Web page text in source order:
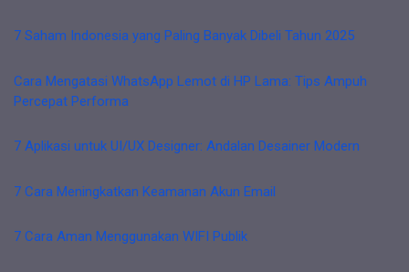
7 Saham Indonesia yang Paling Banyak Dibeli Tahun 2025
Cara Mengatasi WhatsApp Lemot di HP Lama: Tips Ampuh
Percepat Performa
7 Aplikasi untuk UI/UX Designer: Andalan Desainer Modern
7 Cara Meningkatkan Keamanan Akun Email
7 Cara Aman Menggunakan WIFI Publik